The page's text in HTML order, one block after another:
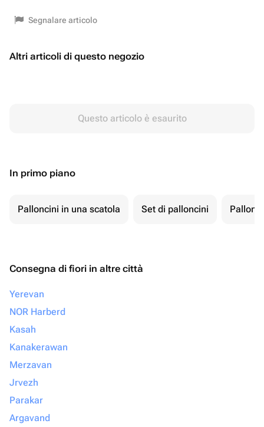
Segnalare articolo
Altri articoli di questo negozio
Questo articolo è esaurito
In primo piano
Palloncini in una scatola Set di palloncini
Consegna di fiori in altre città
Yerevan
NOR Harberd
Kasah
Kanakerawan
Merzavan
Jrvezh
Parakar
Argavand